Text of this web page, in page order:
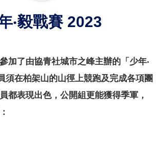
‧毅戰賽 2023
加了由協青社城市之峰主辦的「少年‧
須在柏架山的山徑上競跑及完成各項團
都表現出色，公開組更能獲得季軍，